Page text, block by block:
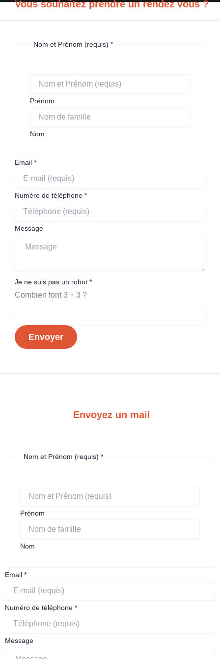
Vous souhaitez prendre un rendez vous ?
Nom et Prénom (requis) *
Prénom
Nom
Email *
Numéro de téléphone *
Message
Je
pas
Je ne suis pas un robot *
Combien font 3 + 3 ?
Envoyer
Envoyez un mail
Nom et Prénom (requis) *
Prénom
Nom
Email *
Numéro de téléphone *
de
Message